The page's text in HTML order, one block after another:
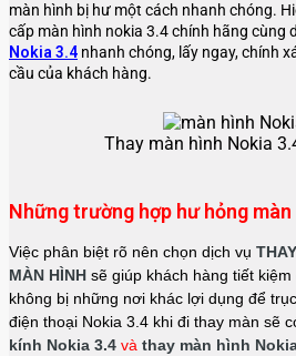
màn hình bị hư một cách nhanh chóng.
cấp màn hình nokia 3.4chính hãng cùng
Nokia 3.4 nhanh chóng, lấy ngay, chính
cầu của khách hàng.
Thay màn hình Nokia
Những trường hợp hư hỏng
Việc phân biệt rõ nên chọn dịch vụ
MÀN HÌNH sẽ giúp khách hàng tiết
không bị những nơi khác lợi dụng để
điện thoại Nokia 3.4 khi đi thay màn sẽ
kính Nokia 3.4 và thay màn hình